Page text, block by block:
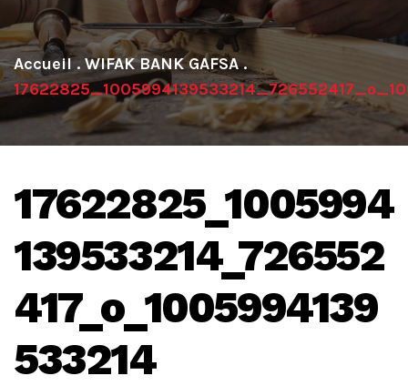
. WIFAK BANK GAFSA .
17622825_1005994
139533214_726552
417_o_1005994139
533214